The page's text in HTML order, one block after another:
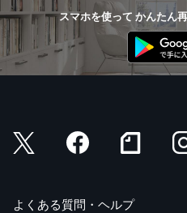
スマホを使って かんたん
よくある質問・ヘルプ